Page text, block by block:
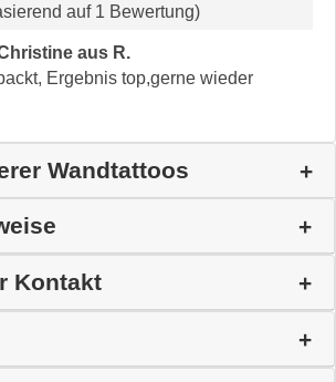
auf 1 Bewertung)
aus R.
Ergebnis top,gerne wieder
Wandtattoos
Kontakt